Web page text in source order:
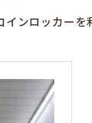
ンロッカー